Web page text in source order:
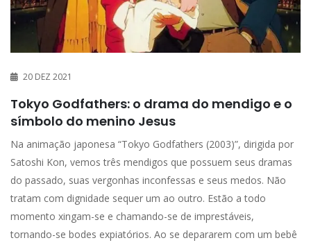
20 DEZ 2021
Tokyo Godfathers: o drama do mendigo e o
símbolo do menino Jesus
Na animação japonesa “Tokyo Godfathers (2003)”, dirigida por
Satoshi Kon, vemos três mendigos que possuem seus dramas
do passado, suas vergonhas inconfessas e seus medos. Não
tratam com dignidade sequer um ao outro. Estão a todo
momento xingam-se e chamando-se de imprestáveis,
tornando-se bodes expiatórios. Ao se depararem com um bebê